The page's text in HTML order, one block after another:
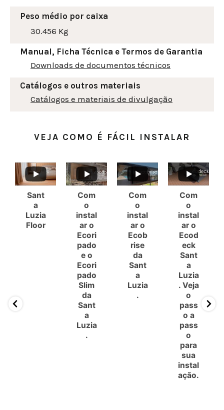
Peso médio por caixa
30.456 Kg
Manual, Ficha Técnica e Termos de Garantia
Downloads de documentos técnicos
Catálogos e outros materiais
Catálogos e materiais de divulgação
VEJA COMO É FÁCIL INSTALAR
Sant
a
Luzia
Floor
Com
o
instal
ar o
Ecori
pado
e o
Ecori
pado
Slim
da
Sant
a
Luzia
.
Com
o
instal
ar o
Ecob
rise
da
Sant
a
Luzia
.
Com
o
instal
ar o
Ecod
eck
Sant
a
Luzia
. Veja
o
pass
o a
pass
o
para
sua
instal
ação.